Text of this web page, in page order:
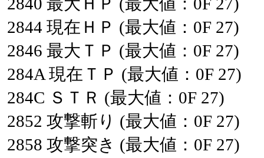
2844 現在ＨＰ (最大値：0F 27)
2846 最大ＴＰ (最大値：0F 27)
284A 現在ＴＰ (最大値：0F 27)
284C ＳＴＲ (最大値：0F 27)
2852 攻撃斬り (最大値：0F 27)
2858 攻撃突き (最大値：0F 27)